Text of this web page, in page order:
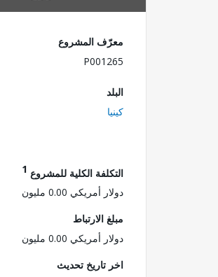
معرّف المشروع
P001265
البلد
كينيا
التكلفة الكلية للمشروع 1
دولار أمريكي 0.00 مليون
مبلغ الارتباط
دولار أمريكي 0.00 مليون
اخر تاريخ تحديث